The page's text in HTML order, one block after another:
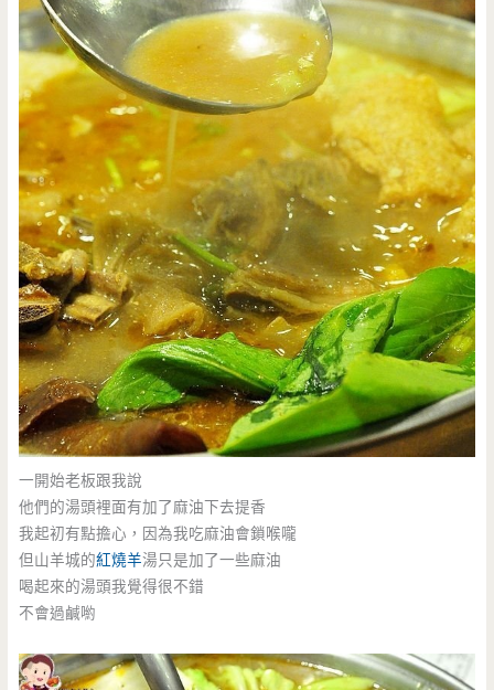
一開始老板跟我說
他們的湯頭裡面有加了麻油下去提香
我起初有點擔心，因為我吃麻油會鎖喉嚨
但山羊城的紅燒羊湯只是加了一些麻油
喝起來的湯頭我覺得很不錯
不會過鹹喲